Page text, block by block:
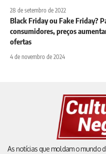
28 de setembro de 2022
Black Friday ou Fake Friday?
consumidores, preços
ofertas
4 de novembro de 2024
As notícias que moldam o mundo